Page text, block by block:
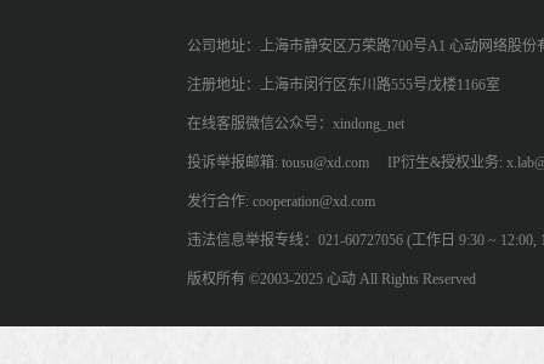
公司地址：上海市静安区万荣路700号A1 心动网络股份
注册地址：上海市闵行区东川路555号戊楼1166室
在线客服微信公众号：xindong_net
投诉举报邮箱: tousu@xd.com IP衍生&授权业务:
发行合作: cooperation@xd.com
违法信息举报专线：021-60727056 (工作日 9:30 ~ 12:00,
版权所有 ©2003-2025 心动 All Rights Reserved